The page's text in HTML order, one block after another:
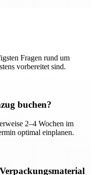
Fragen rund um
vorbereitet sind.
buchen?
2–4 Wochen im
optimal einplanen.